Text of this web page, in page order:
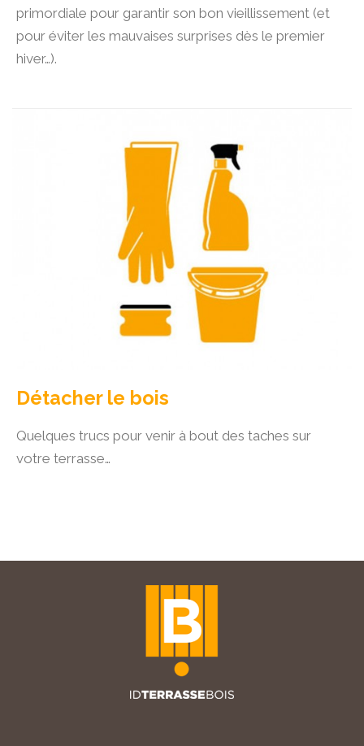
primordiale pour garantir son bon vieillissement (et
pour éviter les mauvaises surprises dès le premier
hiver…).
Détacher le bois
Quelques trucs pour venir à bout des taches sur
votre terrasse…